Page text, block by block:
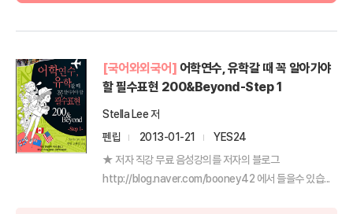
[국어와외국어] 어학연수, 유학갈 때 꼭 알아가야
할 필수표현 200&Beyond-Step 1
Stella Lee 저
펜립
2013-01-21
YES24
★ 저자 직강 무료 음성강의를 저자의 블로그
http://blog.naver.com/booney42 에서 들을수 있습...